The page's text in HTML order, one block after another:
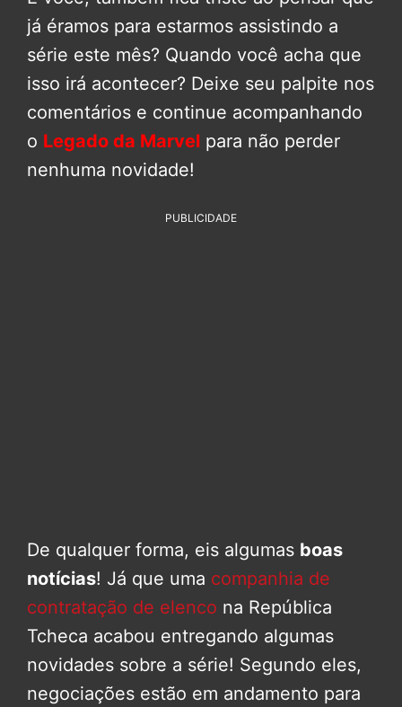
já éramos para estarmos assistindo a
série este mês? Quando você acha que
isso irá acontecer? Deixe seu palpite nos
comentários e continue acompanhando
o Legado da Marvel para não perder
nenhuma novidade!
PUBLICIDADE
De qualquer forma, eis algumas boas
notícias! Já que uma companhia de
contratação de elenco na República
Tcheca acabou entregando algumas
novidades sobre a série! Segundo eles,
negociações estão em andamento para